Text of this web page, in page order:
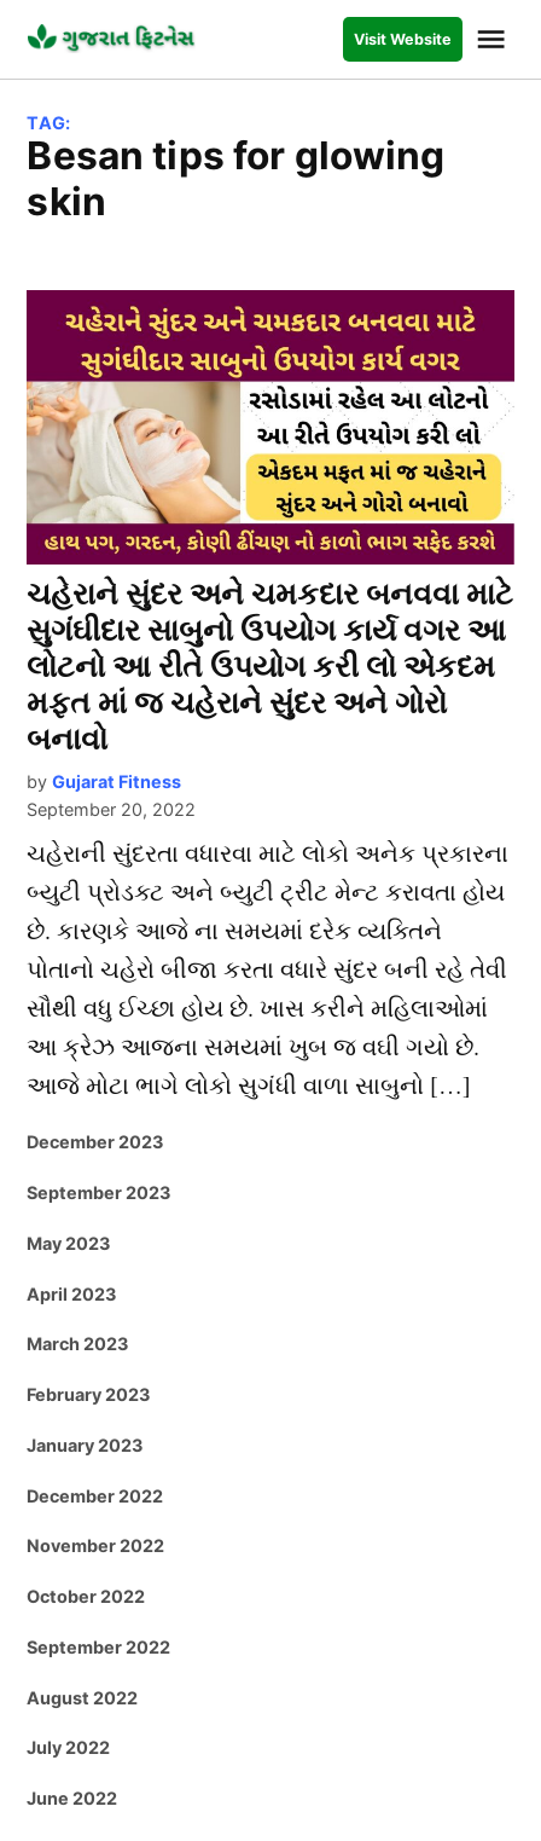
content
FITNESS
Visit Website
TAG:
besan tips for glowing
skin
ચહેરાને સુંદર અને ચમકદાર બનવવા માટે
સુગંઘીદાર સાબુનો ઉપયોગ કાર્ય વગર આ
લોટનો આ રીતે ઉપયોગ કરી લો એકદમ
મફત માં જ ચહેરાને સુંદર અને ગોરો
બનાવો
by Gujarat Fitness
September 20, 2022
ચહેરાની સુંદરતા વધારવા માટે લોકો અનેક પ્રકારના
બ્યુટી પ્રોડક્ટ અને બ્યુટી ટ્રીટ મેન્ટ કરાવતા હોય
છે. કારણકે આજે ના સમયમાં દરેક વ્યક્તિને
પોતાનો ચહેરો બીજા કરતા વધારે સુંદર બની રહે તેવી
સૌથી વધુ ઈચ્છા હોય છે. ખાસ કરીને મહિલાઓમાં
આ ક્રેઝ આજના સમયમાં ખુબ જ વઘી ગયો છે.
આજે મોટા ભાગે લોકો સુગંધી વાળા સાબુનો […]
December 2023
September 2023
May 2023
April 2023
March 2023
February 2023
January 2023
December 2022
November 2022
October 2022
September 2022
August 2022
July 2022
June 2022